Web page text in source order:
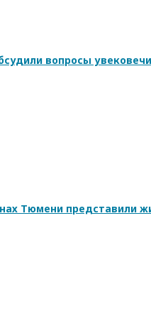
вопросы
Тюмени представили